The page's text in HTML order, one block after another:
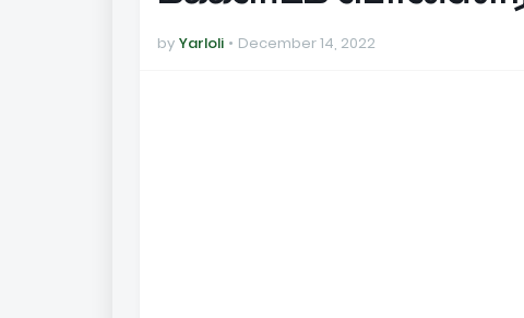
by Yarloli December 14, 2022